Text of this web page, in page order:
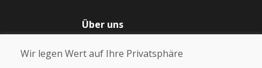
Über uns
Über uns
Wir legen Wert auf Ihre Privatsphäre